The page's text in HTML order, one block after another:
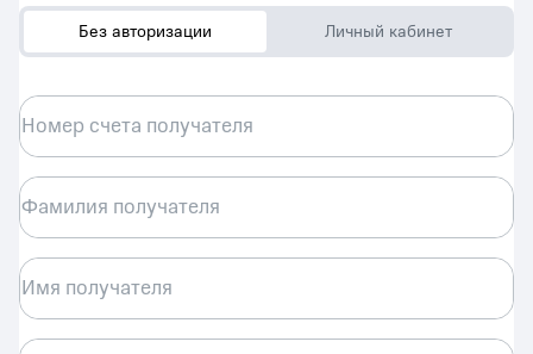
Без авторизации Личный кабинет
Номер счета получателя
Фамилия получателя
Имя получателя